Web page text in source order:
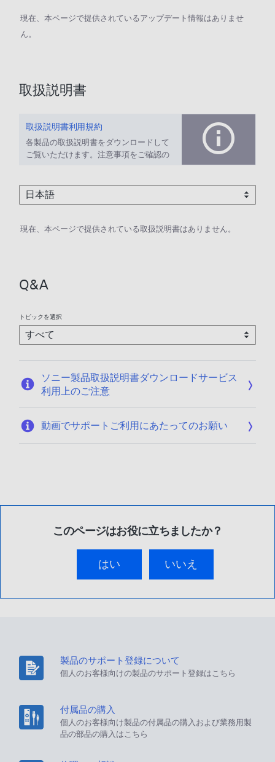
現在、本ページで提供されているアップデート情報はありませ
ん。
取扱説明書
取扱説明書利用規約
各製品の取扱説明書をダウンロードして
ご覧いただけます。注意事項をご確認の
現在、本ページで提供されている取扱説明書はありません。
Q&A
トピックを選択
ソニー製品取扱説明書ダウンロードサービス
利用上のご注意
動画でサポートご利用にあたってのお願い
このページはお役に立ちましたか？
はい いいえ
製品のサポート登録について
個人のお客様向けの製品のサポート登録はこちら
付属品の購入
個人のお客様向け製品の付属品の購入および業務用製
品の部品の購入はこちら